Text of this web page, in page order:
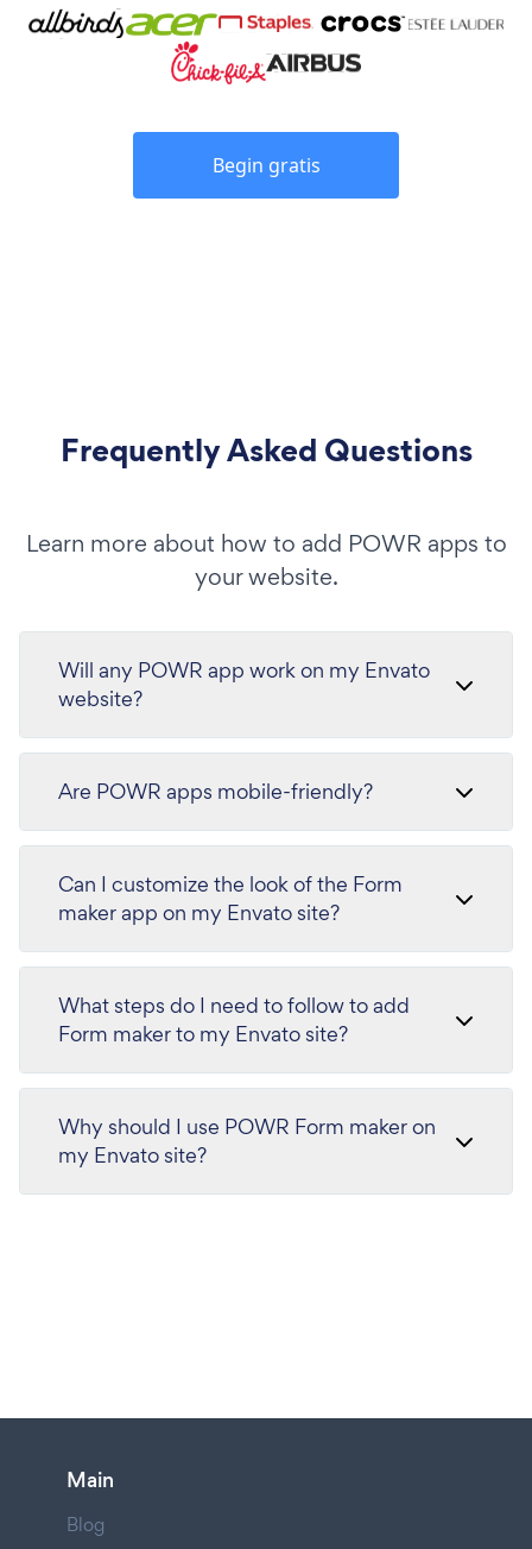
Begin gratis
Frequently Asked Questions
Learn more about how to add POWR apps to
your website.
Will any POWR app work on my Envato
website?
Are POWR apps mobile-friendly?
Can I customize the look of the Form
maker app on my Envato site?
What steps do I need to follow to add
Form maker to my Envato site?
Why should I use POWR Form maker on
my Envato site?
Main
Blog